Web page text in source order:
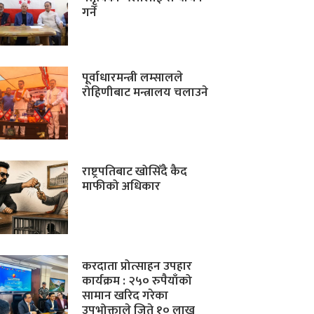
गर्ने
पूर्वाधारमन्त्री लम्सालले
रोहिणीबाट मन्त्रालय चलाउने
राष्ट्रपतिबाट खोसिँदै कैद
माफीको अधिकार
करदाता प्रोत्साहन उपहार
कार्यक्रम : २५० रुपैयाँको
सामान खरिद गरेका
उपभोक्ताले जिते १० लाख